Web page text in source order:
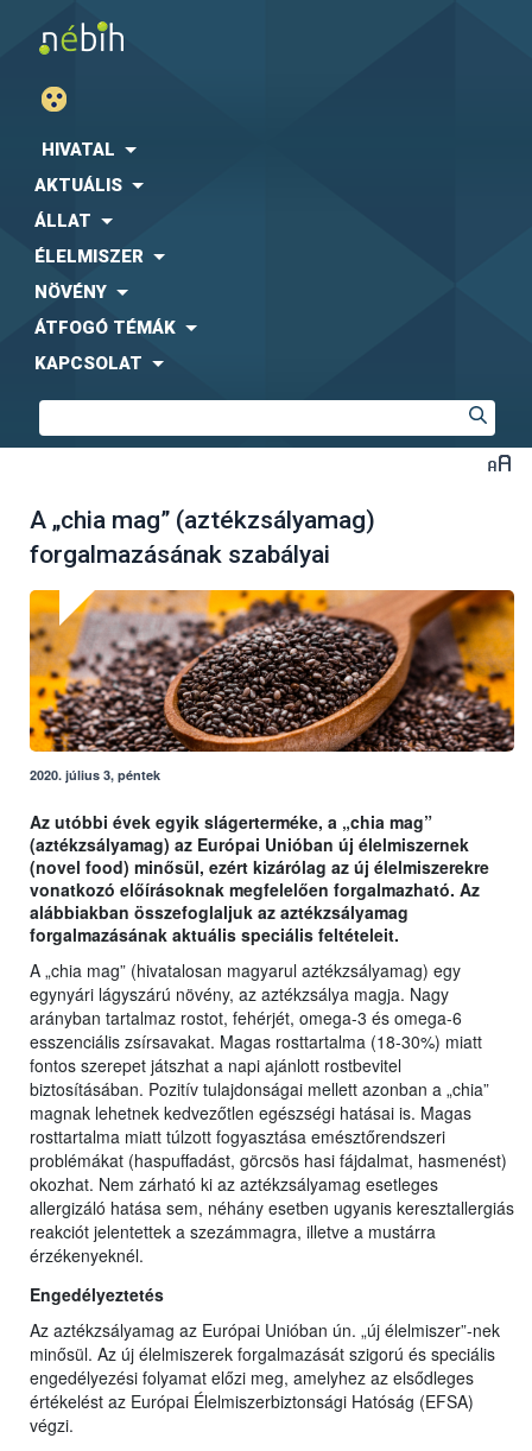
HIVATAL
AKTUÁLIS
ÁLLAT
ÉLELMISZER
NÖVÉNY
ÁTFOGÓ TÉMÁK
KAPCSOLAT
A „chia mag” (aztékzsályamag)
forgalmazásának szabályai
2020. július 3, péntek
Az utóbbi évek egyik slágerterméke, a „chia mag”
(aztékzsályamag) az Európai Unióban új élelmiszernek
(novel food) minősül, ezért kizárólag az új élelmiszerekre
vonatkozó előírásoknak megfelelően forgalmazható. Az
alábbiakban összefoglaljuk az aztékzsályamag
forgalmazásának aktuális speciális feltételeit.
A „chia mag” (hivatalosan magyarul aztékzsályamag) egy
egynyári lágyszárú növény, az aztékzsálya magja. Nagy
arányban tartalmaz rostot, fehérjét, omega-3 és omega-6
esszenciális zsírsavakat. Magas rosttartalma (18-30%) miatt
fontos szerepet játszhat a napi ajánlott rostbevitel
biztosításában. Pozitív tulajdonságai mellett azonban a „chia”
magnak lehetnek kedvezőtlen egészségi hatásai is. Magas
rosttartalma miatt túlzott fogyasztása emésztőrendszeri
problémákat (haspuffadást, görcsös hasi fájdalmat, hasmenést)
okozhat. Nem zárható ki az aztékzsályamag esetleges
allergizáló hatása sem, néhány esetben ugyanis keresztallergiás
reakciót jelentettek a szezámmagra, illetve a mustárra
érzékenyeknél.
Engedélyeztetés
Az aztékzsályamag az Európai Unióban ún. „új élelmiszer”-nek
minősül. Az új élelmiszerek forgalmazását szigorú és speciális
engedélyezési folyamat előzi meg, amelyhez az elsődleges
értékelést az Európai Élelmiszerbiztonsági Hatóság (EFSA)
végzi.